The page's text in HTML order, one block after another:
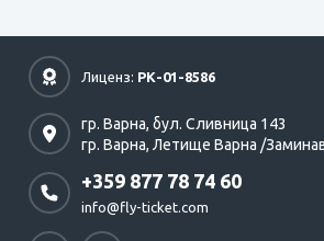
Лиценз: РК-01-8586
гр. Варна, бул. Сливница 143
гр. Варна, Летище Варна /
+359 877 78 74 60
info@fly-ticket.com